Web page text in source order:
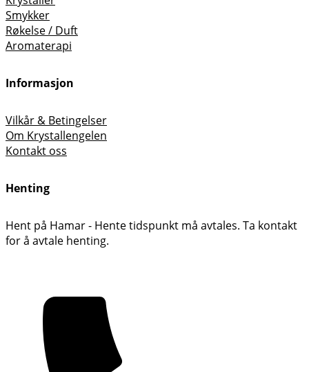
Smykker
Røkelse / Duft
Aromaterapi
Informasjon
Vilkår & Betingelser
Om Krystallengelen
Kontakt oss
Henting
Hent på Hamar - Hente tidspunkt må avtales. Ta kontakt
for å avtale henting.